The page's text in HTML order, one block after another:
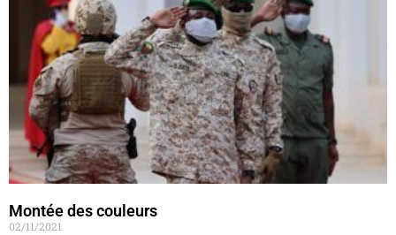
Montée des couleurs
02/11/2021